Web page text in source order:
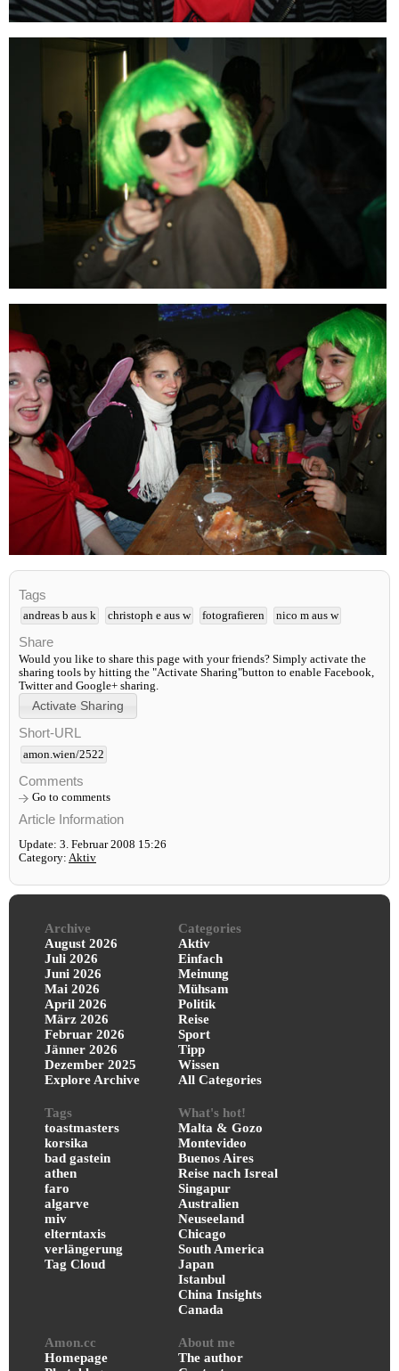
Tags
andreas b aus k christoph e aus w fotografieren nico m aus w
Share
Would you like to share this page with your friends? Simply activate the
sharing tools by hitting the "Activate Sharing"button to enable Facebook,
Twitter and Google+ sharing.
Short-URL
amon.wien/2522
Comments
Go to comments
Article Information
Update: 3. Februar 2008 15:26
Category: Aktiv
Archive
August 2026
Juli 2026
Juni 2026
Mai 2026
April 2026
März 2026
Februar 2026
Jänner 2026
Dezember 2025
Explore Archive
Categories
Aktiv
Einfach
Meinung
Mühsam
Politik
Reise
Sport
Tipp
Wissen
All Categories
Tags
toastmasters
korsika
bad gastein
athen
faro
algarve
miv
elterntaxis
verlängerung
Tag Cloud
What's hot!
Malta & Gozo
Montevideo
Buenos Aires
Reise nach Isreal
Singapur
Australien
Neuseeland
Chicago
South America
Japan
Istanbul
China Insights
Canada
Amon.cc
Homepage
About me
The author